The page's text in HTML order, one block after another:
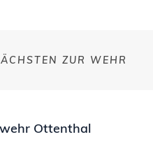
ZUR WEHR
Ottenthal